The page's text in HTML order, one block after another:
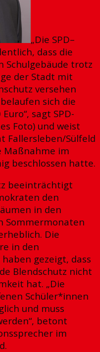
„Die SPD–
dass die
Schulgebäude trotz
der Stadt mit
versehen
sich die
sagt SPD-
Foto) und weist
Fallersleben/Sülfeld
Maßnahme im
beschlossen hatte.
beeinträchtigt
den
in den
Sommermonaten
Die
in den
gezeigt, dass
Blendschutz nicht
hat. „Die
Schüler*innen
und muss
betont
im